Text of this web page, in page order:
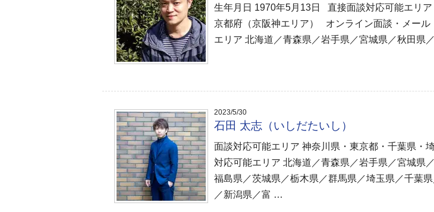
生年月日 1970年5月13日 直接面談対応可能エリア
京都府（京阪神エリア） オンライン面談・メール
エリア 北海道／青森県／岩手県／宮城県／秋田県
2023/5/30
石田 太志（いしだたいし）
面談対応可能エリア 神奈川県・東京都・千葉県・
対応可能エリア 北海道／青森県／岩手県／宮城県
福島県／茨城県／栃木県／群馬県／埼玉県／千葉
／新潟県／富 …